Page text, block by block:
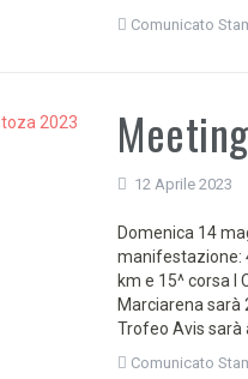
Comunicato
12 Aprile 2023
Domenica 14
manifestazione:
km e 15^ corsa I
Marciarena sarà
Trofeo Avis sarà
Comunicato